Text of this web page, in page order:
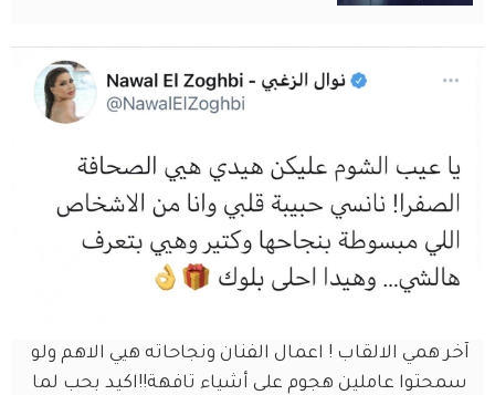
آخر همي الالقاب ! اعمال الفنان ونجاحاته هيي الاهم ولو
سمحتوا عاملين هجوم على أشياء تافهة!!اكيد بحب لما